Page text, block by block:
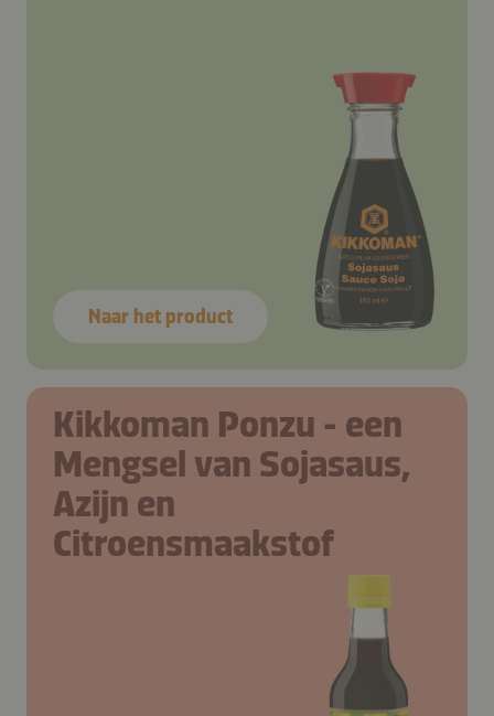
Naar het product
Kikkoman Ponzu - een
Mengsel van Sojasaus,
Azijn en
Citroensmaakstof